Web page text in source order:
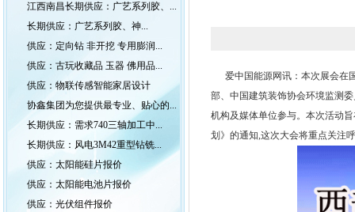
江西南昌长期供应：广艺系列胶、...
长期供应：广艺系列胶、神...
供应：定向钻 非开挖 专用膨润...
供应：古玩收藏品 玉器 佛用品...
供应：物联传感智能家居设计
协鑫集团为您提供最专业、贴心的...
长期供应：需求740三轴加工中...
长期供应：风电3M42重型钻铣...
供应：太阳能硅片报价
供应：太阳能电池片报价
供应：光伏组件报价
爱中国能源网讯：本次展会在
部、中国建筑装饰协会环境监测
机构及媒体单位参与。本次活动
划》的通知,这次大会将重点关注